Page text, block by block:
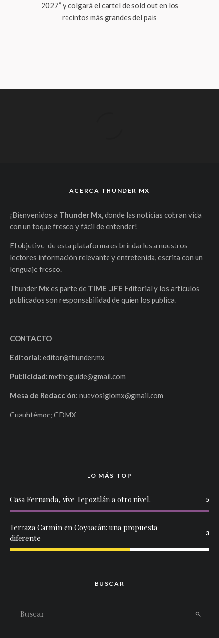
2027” y colgará el cartel de sold out en los
recintos más grandes del país
ACERCA THUNDER MX
¡Bienvenidos a Thunder Mx,donde las noticias cobran vida
con un toque fresco y fácil de entender!
El objetivo de esta plataforma es brindarles a nuestros
lectores información relevante y entretenida, escrita con un
lenguaje fresco.
Thunder Mxes parte de TIME LIFE Editorial y los artículos
publicados son responsabilidad de quien los publica.
CONTACTO
Editorial: editor@thunder.mx
Publicidad: mxtheguide@gmail.com
Mesa de Redacción: nuevosiglomx@gmail.com
Cuauhtémoc; CDMX
LO MÁS TOP
Casa Fernanda, vive Tepoztlán a otro nivel. 5
Terraza Carmín en Coyoacán: una propuesta
diferente
3
BUSCAR